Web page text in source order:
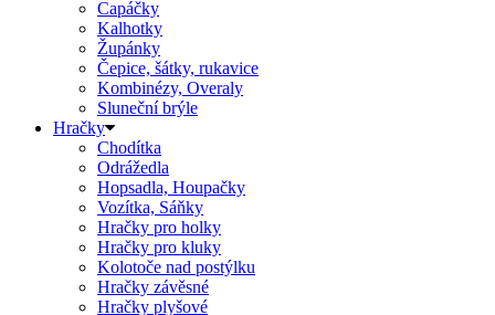
Capáčky
Kalhotky
Župánky
Čepice, šátky, rukavice
Kombinézy, Overaly
Sluneční brýle
Hračky
Chodítka
Odrážedla
Hopsadla, Houpačky
Vozítka, Sáňky
Hračky pro holky
Hračky pro kluky
Kolotoče nad postýlku
Hračky závěsné
Hračky plyšové